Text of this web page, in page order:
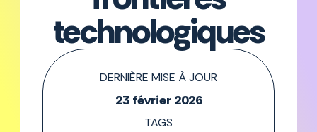
technologiques
DERNIÈRE MISE À JOUR
23 février 2026
TAGS